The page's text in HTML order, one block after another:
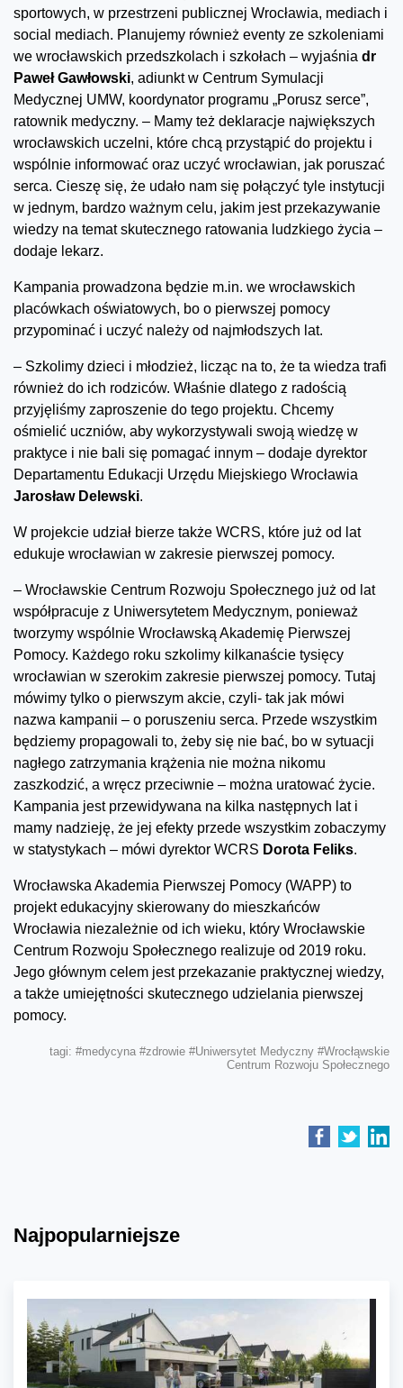
sportowych, w przestrzeni publicznej Wrocławia, mediach i
social mediach. Planujemy również eventy ze szkoleniami
we wrocławskich przedszkolach i szkołach – wyjaśnia dr
Paweł Gawłowski, adiunkt w Centrum Symulacji
Medycznej UMW, koordynator programu „Porusz serce”,
ratownik medyczny. – Mamy też deklaracje największych
wrocławskich uczelni, które chcą przystąpić do projektu i
wspólnie informować oraz uczyć wrocławian, jak poruszać
serca. Cieszę się, że udało nam się połączyć tyle instytucji
w jednym, bardzo ważnym celu, jakim jest przekazywanie
wiedzy na temat skutecznego ratowania ludzkiego życia –
dodaje lekarz.
Kampania prowadzona będzie m.in. we wrocławskich
placówkach oświatowych, bo o pierwszej pomocy
przypominać i uczyć należy od najmłodszych lat.
– Szkolimy dzieci i młodzież, licząc na to, że ta wiedza trafi
również do ich rodziców. Właśnie dlatego z radością
przyjęliśmy zaproszenie do tego projektu. Chcemy
ośmielić uczniów, aby wykorzystywali swoją wiedzę w
praktyce i nie bali się pomagać innym – dodaje dyrektor
Departamentu Edukacji Urzędu Miejskiego Wrocławia
Jarosław Delewski.
W projekcie udział bierze także WCRS, które już od lat
edukuje wrocławian w zakresie pierwszej pomocy.
– Wrocławskie Centrum Rozwoju Społecznego już od lat
współpracuje z Uniwersytetem Medycznym, ponieważ
tworzymy wspólnie Wrocławską Akademię Pierwszej
Pomocy. Każdego roku szkolimy kilkanaście tysięcy
wrocławian w szerokim zakresie pierwszej pomocy. Tutaj
mówimy tylko o pierwszym akcie, czyli- tak jak mówi
nazwa kampanii – o poruszeniu serca. Przede wszystkim
będziemy propagowali to, żeby się nie bać, bo w sytuacji
nagłego zatrzymania krążenia nie można nikomu
zaszkodzić, a wręcz przeciwnie – można uratować życie.
Kampania jest przewidywana na kilka następnych lat i
mamy nadzieję, że jej efekty przede wszystkim zobaczymy
w statystykach – mówi dyrektor WCRS Dorota Feliks.
Wrocławska Akademia Pierwszej Pomocy (WAPP) to
projekt edukacyjny skierowany do mieszkańców
Wrocławia niezależnie od ich wieku, który Wrocławskie
Centrum Rozwoju Społecznego realizuje od 2019 roku.
Jego głównym celem jest przekazanie praktycznej wiedzy,
a także umiejętności skutecznego udzielania pierwszej
pomocy.
tagi: #medycyna #zdrowie #Uniwersytet Medyczny #Wrocłąwskie
Centrum Rozwoju Społecznego
Najpopularniejsze